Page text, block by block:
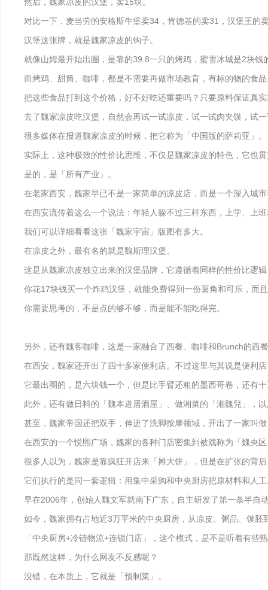
对比一下，麦当劳的安格斯牛堡卖34，肯德基的卖31，汉堡王的
汉堡这张牌，就是魏家凉皮的钩子。
就像山姆最开始出圈，是靠的39.8一只的烤鸡，蜜雪冰城是2块钱
而烤鸡、甜筒、咖啡，都是不需要再做市场教育，有标的物的食
把这些食品打到这个价格，好不好吃还重要吗？只要原料保证真
去了魏家凉皮吃汉堡，自然会再试一试凉皮，试一试肉夹馍，试
很多媒体在报道魏家凉皮的时候，把它称为「中国版的萨莉亚」。
实际上，这种极致的性价比思维，不仅是魏家凉皮的特色，它也
是的，是「所有产业」。
在老家西安，魏家早已不是一家简单的凉皮店，而是一个深入城
在西安流传着这么一个说法：年轻人躲不过三样东西，上学、上
我们可以详细看看这张「魏家宇宙」版图有多大。
在凉皮之外，最有名的就是魏斯理汉堡。
这是从魏家凉皮独立出来的汉堡品牌，它遵循着同样的性价比逻
你花17块钱买一个炸鸡汉堡，就能免费得到一份薯角和可乐，而
你需要思考的，不是点的够不够，而是能不能吃得完。
另外，还有魏客咖啡，这是一家融合了西餐、咖啡和Brunch的西
在西安，魏家还开出了四十多家便利店。不过这里与其说是便利
它最出圈的，是六块钱一个，但是比手臂还粗的墨西哥卷，还有
此外，还有做日料的「魏本道居酒屋」、做湘菜的「湘魏兒」，
甚至，魏家帝国还把双手，伸进了洗脚按摩领域，开出了一家叫
在西安的一个悦熙广场，魏家的各种门店密集到被戏称为「魏央
很多人以为，魏家是靠疯狂开店来「摊大饼」，但是在扩张的背
它们执行的是同一套逻辑：用集中采购和中央厨房把原材料和人
早在2006年，创始人魏文军就南下广东，自主研发了第一条半自
如今，魏家拥有占地近3万平米的中央厨房，从凉皮、粥品、馍胚
「中央厨房+冷链物流+连锁门店」，这个模式，是不是听着有些
那既然这样，为什么网友不反感呢？
没错，在本质上，它就是「预制菜」。